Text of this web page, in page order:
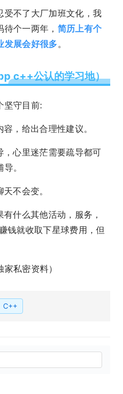
受不了大厂加班文化，我
个一两年， 简历上有个
发展会好很多。
c++公认的学习地）
坚守目前:
，给出合理性建议。
心里迷茫需要疏导都可
。
不会变。
什么其他活动，服务，
钱就收取下星球费用，但
家私密资料）
C++